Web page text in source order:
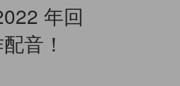
年回
音！